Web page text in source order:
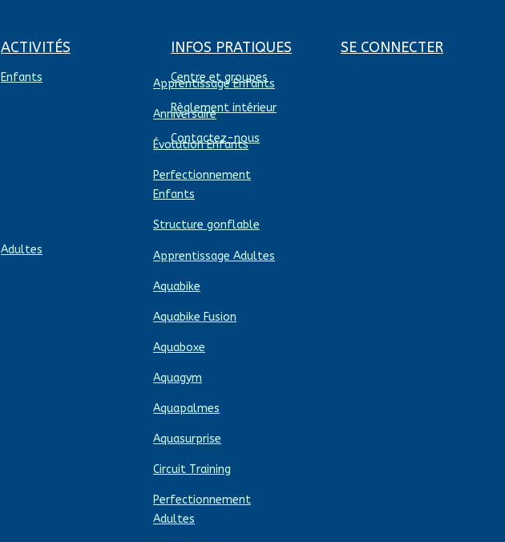
ACTIVITÉS
Enfants Apprentissage Enfants
Anniversaire
Évolution Enfants
Perfectionnement
Enfants
Structure gonflable
Adultes
Apprentissage Adultes
Aquabike
Aquabike Fusion
Aquaboxe
Aquagym
Aquapalmes
Aquasurprise
Circuit Training
Perfectionnement
Adultes
INFOS PRATIQUES
Centre et groupes
Règlement intérieur
Contactez-nous
SE CONNECTER